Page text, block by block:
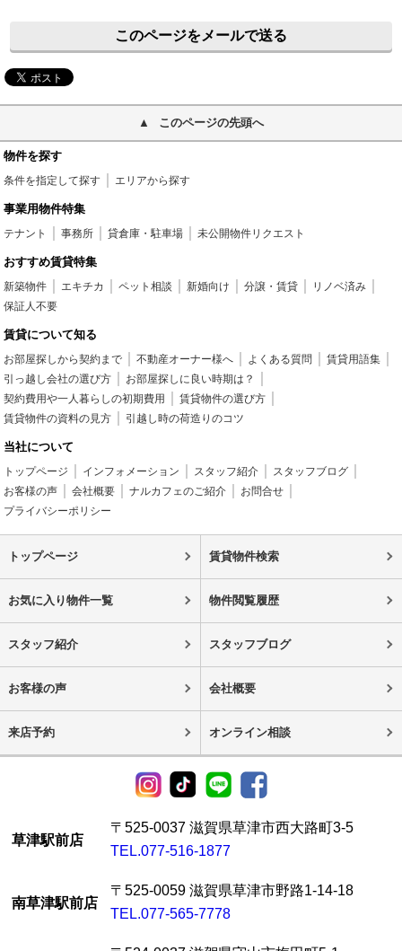
このページをメールで送る
このページの先頭へ
物件を探す
条件を指定して探す エリアから探す
事業用物件特集
テナント 事務所 貸倉庫・駐車場 未公開物件リクエスト
おすすめ賃貸特集
新築物件 エキチカ ペット相談 新婚向け 分譲・賃貸
リノベ済み
保証人不要
賃貸について知る
お部屋探しから契約まで 不動産オーナー様へ よくある質問
賃貸用語集
引っ越し会社の選び方
お部屋探しに良い時期は？
契約費用や一人暮らしの初期費用
賃貸物件の選び方
賃貸物件の資料の見方
引越し時の荷造りのコツ
当社について
トップページ インフォメーション スタッフ紹介
スタッフブログ
お客様の声
会社概要 ナルカフェのご紹介
お問合せ
プライバシーポリシー
トップページ 賃貸物件検索
お気に入り物件一覧 物件閲覧履歴
スタッフ紹介 スタッフブログ
お客様の声 会社概要
来店予約 オンライン相談
草津駅前店
〒525-0037 滋賀県草津市西大路町3-5
TEL.077-516-1877
南草津駅前店
〒525-0059 滋賀県草津市野路1-14-18
TEL.077-565-7778